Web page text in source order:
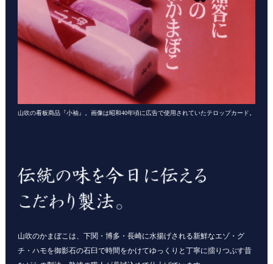
山吹の看板商品『小袖』。画像は昭和40年頃に広告で使用されていたテロップカード。
山吹のかまぼこは、下関・博多・長崎に水揚げされる新鮮なエゾ・グ
チ・ハモを御影石の石臼で時間をかけてゆっくりと丁寧に擂りつぶす昔